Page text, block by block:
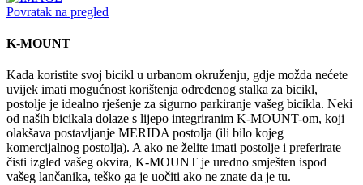
Povratak na pregled
K-MOUNT
Kada koristite svoj bicikl u urbanom okruženju, gdje možda nećete
uvijek imati mogućnost korištenja određenog stalka za bicikl,
postolje je idealno rješenje za sigurno parkiranje vašeg bicikla. Neki
od naših bicikala dolaze s lijepo integriranim K-MOUNT-om, koji
olakšava postavljanje MERIDA postolja (ili bilo kojeg
komercijalnog postolja). A ako ne želite imati postolje i preferirate
čisti izgled vašeg okvira, K-MOUNT je uredno smješten ispod
vašeg lančanika, teško ga je uočiti ako ne znate da je tu.